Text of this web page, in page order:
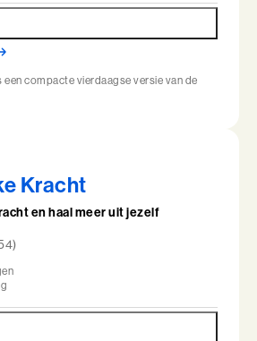
Technologie
Professionals
Professionals (BaakBoost)
(BaakBoost)
(BaakBoost)
compacte vierdaagse versie van de
Kracht
en haal meer uit jezelf